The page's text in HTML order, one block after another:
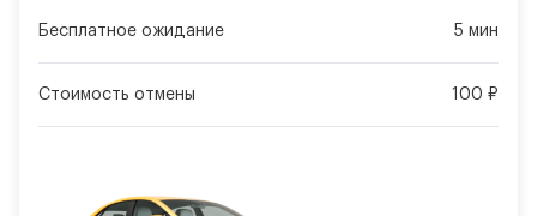
Бесплатное ожидание 5 мин
Стоимость отмены 100 ₽